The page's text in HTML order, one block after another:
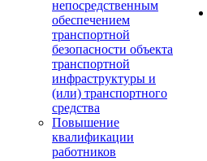
непосредственным
обеспечением
транспортной
безопасности объекта
транспортной
инфраструктуры и
(или) транспортного
средства
Повышение
квалификации
работников